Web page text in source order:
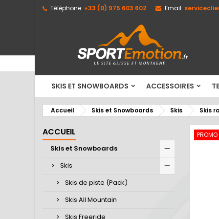
Téléphone: +33 (0) 975 603 602 Email:
SKIS ET SNOWBOARDS ACCESSOIRES
Accueil Skis et Snowboards Skis Skis
ACCUEIL
Skis et Snowboards
Skis
Skis de piste (Pack)
Skis All Mountain
Skis Freeride
PROMO